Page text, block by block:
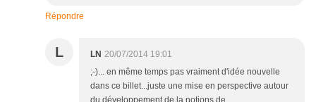
Répondre
L LN 20/07/2014 19:01
;-)... en même temps pas vraiment d'idée nouvelle
dans ce billet...juste une mise en perspective autour
du développement de la notions de